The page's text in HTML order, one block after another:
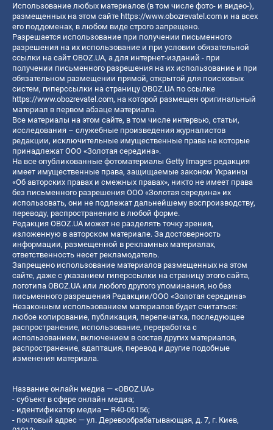
Использование любых материалов (в том числе фото- и видео-),
размещенных на этом сайте https://www.obozrevatel.com и на всех
его поддоменах, в любом виде строго запрещено.
Разрешается использование при получении письменного
разрешения на их использование и при условии обязательной
ссылки на сайт OBOZ.UA, а для интернет-изданий - при
получении письменного разрешения на их использование и при
обязательном размещении прямой, открытой для поисковых
систем, гиперссылки на страницу OBOZ.UA по ссылке
https://www.obozrevatel.com, на которой размещен оригинальный
материал в первом абзаце материала.
Все материалы на этом сайте, в том числе интервью, статьи,
исследования – служебные произведения журналистов
редакции, исключительные имущественные права на которые
принадлежат ООО «Золотая середина».
На все опубликованные фотоматериалы Getty Images редакция
имеет имущественные права, защищаемые законом Украины
«Об авторских правах и смежных правах», никто не имеет права
без письменного разрешения ООО «Золотая середина» их
использовать, они не подлежат дальнейшему воспроизводству,
переводу, распространению в любой форме.
Редакция OBOZ.UA может не разделять точку зрения,
изложенную в авторском материале. За достоверность
информации, размещенной в рекламных материалах,
ответственность несет рекламодатель.
Запрещено использование материалов размещенных на этом
сайте, даже с указанием гиперссылки на страницу этого сайта,
логотипа OBOZ.UA или любого другого упоминания, но без
письменного разрешения Редакции/ООО «Золотая середина»
Незаконным использованием материалов будет считаться:
любое копирование, публикация, перепечатка, последующее
распространение, использование, переработка с
использованием, включением в состав других материалов,
распространение, адаптация, перевод и другие подобные
изменения материала.
Название онлайн медиа — «OBOZ.UA»
- субъект в сфере онлайн медиа;
- идентификатор медиа — R40-06156;
- почтовый адрес — ул. Деревообрабатывающая, д. 7, г. Киев,